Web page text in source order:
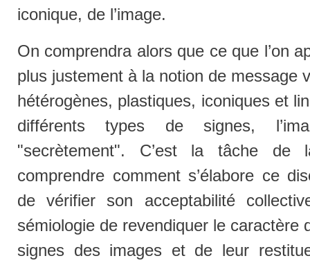
iconique, de l’image.
On comprendra alors que ce que l’on
plus justement à la notion de message
hétérogènes, plastiques, iconiques et
différents types de signes,
"secrètement". C’est la tâche de
comprendre comment s’élabore ce
de vérifier son acceptabilité
sémiologie de revendiquer le caractère
signes des images et de leur